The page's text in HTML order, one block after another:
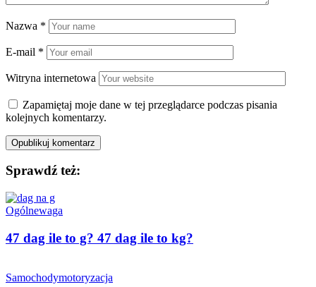
Nazwa *
E-mail *
Witryna internetowa
Zapamiętaj moje dane w tej przeglądarce podczas pisania
kolejnych komentarzy.
Sprawdź też:
Ogólnewaga
47 dag ile to g? 47 dag ile to kg?
Samochodymotoryzacja